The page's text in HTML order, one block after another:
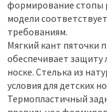
формирование стопы
модели
требованиям.
Мягкий кант пяточки
обеспечивает
носке. Стелька из
условия для детских
Термопластичный